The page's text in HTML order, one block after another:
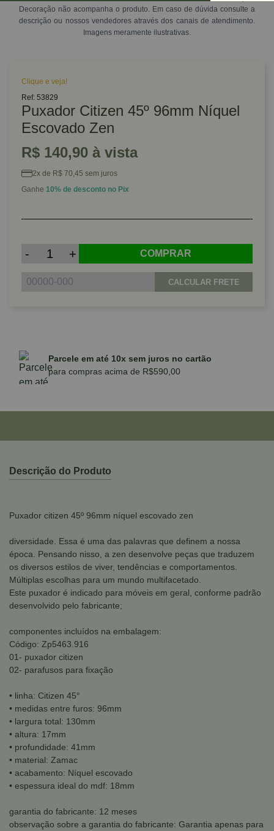
Decoração não acompanha o produto. Em caso de dúvida consulte a
descrição ou nossos vendedores através dos canais de atendimento.
Imagens meramente ilustrativas.
Clique e veja!
Ref: 53829
Puxador Citizen 45º 96mm Níquel
Escovado Zen
R$ 140,90 à vista
2x de R$ 70,45 sem juros
Ganhe 10% de desconto no Pix
- + COMPRAR
CALCULAR FRETE
Parcele em até 10x sem juros no cartão
para compras acima de R$590,00
Descrição do Produto
Puxador citizen 45º 96mm níquel escovado zen
diversidade. Essa é uma das palavras que definem a nossa
época. Pensando nisso, a zen desenvolve peças que traduzem
os diversos estilos de viver, tendências e comportamentos.
Múltiplas escolhas para um mundo multifacetado.
Este puxador é indicado para móveis em geral, conforme padrão
desenvolvido pelo fabricante;
componentes incluídos na embalagem:
Código: Zp5463.916
01- puxador citizen
02- parafusos para fixação
• linha: Citizen 45°
• medidas entre furos: 96mm
• largura total: 130mm
• altura: 17mm
• profundidade: 41mm
• material: Zamac
• acabamento: Níquel escovado
• espessura ideal do mdf: 18mm
garantia do fabricante: 12 meses
observação sobre a garantia do fabricante: Garantia apenas para